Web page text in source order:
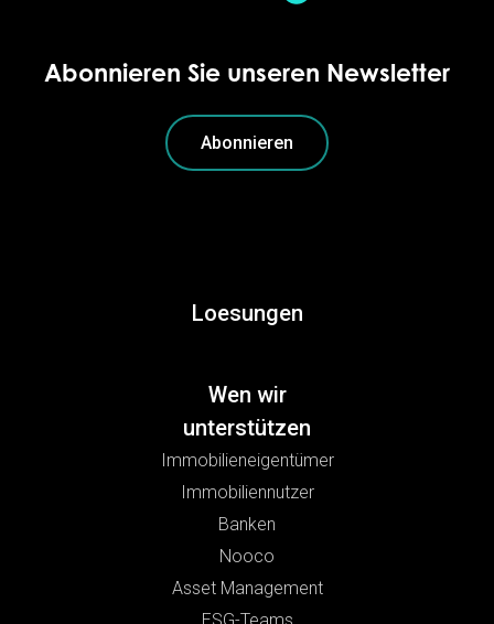
Abonnieren Sie unseren Newsletter
Abonnieren
Loesungen
Wen wir
unterstützen
Immobilieneigentümer
Immobiliennutzer
Banken
Nooco
Asset Management